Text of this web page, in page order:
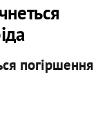
погіршення